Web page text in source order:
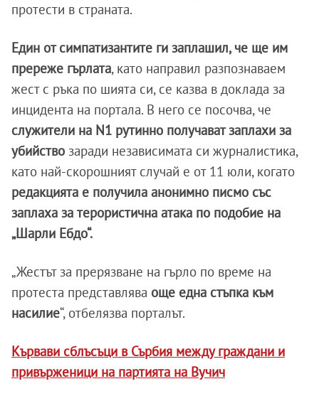
протести в страната.
Един от симпатизантите ги заплашил, че ще им
пререже гърлата, като направил разпознаваем
жест с ръка по шията си, се казва в доклада за
инцидента на портала. В него се посочва, че
служители на N1 рутинно получават заплахи за
убийство заради независимата си журналистика,
като най-скорошният случай е от 11 юли, когато
редакцията е получила анонимно писмо със
заплаха за терористична атака по подобие на
„Шарли Ебдо“.
„Жестът за прерязване на гърло по време на
протеста представлява още една стъпка към
насилие“, отбелязва порталът.
Кървави сблъсъци в Сърбия между граждани и
привърженици на партията на Вучич